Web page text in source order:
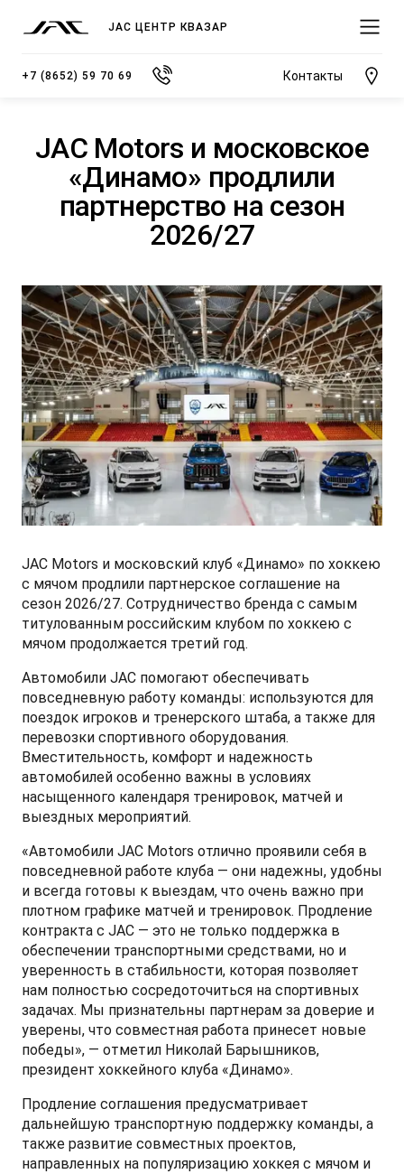
JAC ЦЕНТР КВАЗАР
МОДЕЛИ
JS3 Кроссовер
от 1 484 000 ₽*
JS6 Кроссовер
от 1 949 000 ₽*
от 1 749 000 ₽*
JAC T8 Пикап
от 2 504 000 ₽*
JAC T8 PRO Пикап
от 2 759 000 ₽*
T9 Пикап
от 3 619 000 ₽*
RF8 Минивэн
от 4 774 000 ₽*
ПОКУПАТЕЛЯМ
Спецпредложения
Видеообзоры модельного ряда JAC
ФИНАНСЫ И УСЛУГИ
Кредитование
Лизинг
ВЛАДЕЛЬЦАМ
Записаться на сервис
Полезная информация
ПОДДЕРЖКА
Помощь на дорогах
Дополнительные программы помощи на дорогах
Руководство по обслуживанию и гарантия
Руководства по эксплуатации
О КОМПАНИИ
Новости
Блог
СМИ о нас
Контакты
Правовая информация
+7 (8652) 59 70 69 Контакты
JAC Motors и московское
«Динамо» продлили
партнерство на сезон
2026/27
JAC Motors и московский клуб «Динамо» по хоккею
с мячом продлили партнерское соглашение на
сезон 2026/27. Сотрудничество бренда с самым
титулованным российским клубом по хоккею с
мячом продолжается третий год.
Автомобили JAC помогают обеспечивать
повседневную работу команды: используются для
поездок игроков и тренерского штаба, а также для
перевозки спортивного оборудования.
Вместительность, комфорт и надежность
автомобилей особенно важны в условиях
насыщенного календаря тренировок, матчей и
выездных мероприятий.
«Автомобили JAC Motors отлично проявили себя в
повседневной работе клуба — они надежны, удобны
и всегда готовы к выездам, что очень важно при
плотном графике матчей и тренировок. Продление
контракта с JAC — это не только поддержка в
обеспечении транспортными средствами, но и
уверенность в стабильности, которая позволяет
нам полностью сосредоточиться на спортивных
задачах. Мы признательны партнерам за доверие и
уверены, что совместная работа принесет новые
победы», — отметил Николай Барышников,
президент хоккейного клуба «Динамо».
Продление соглашения предусматривает
дальнейшую транспортную поддержку команды, а
также развитие совместных проектов,
направленных на популяризацию хоккея с мячом и